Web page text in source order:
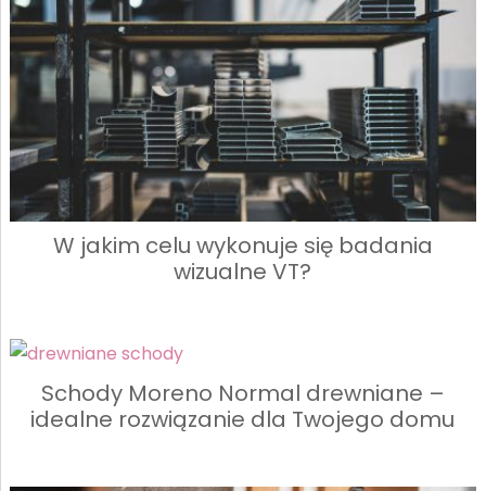
W jakim celu wykonuje się badania
wizualne VT?
Schody Moreno Normal drewniane –
idealne rozwiązanie dla Twojego domu